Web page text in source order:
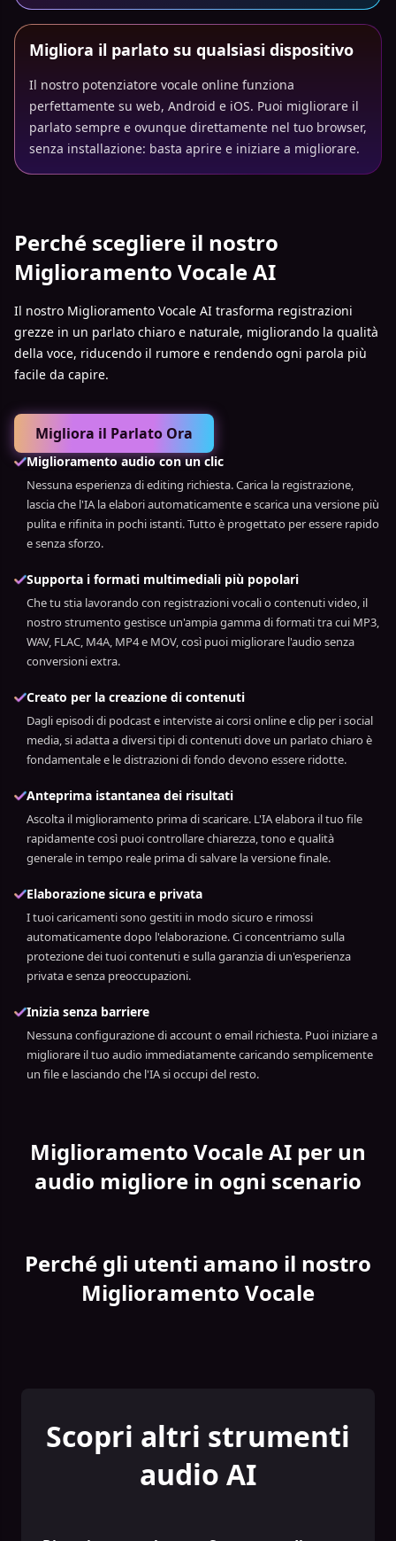
Migliora il parlato su qualsiasi dispositivo
Il nostro potenziatore vocale online funziona
perfettamente su web, Android e iOS. Puoi migliorare il
parlato sempre e ovunque direttamente nel tuo browser,
senza installazione: basta aprire e iniziare a migliorare.
Perché scegliere il nostro
Miglioramento Vocale AI
Il nostro Miglioramento Vocale AI trasforma registrazioni
grezze in un parlato chiaro e naturale, migliorando la qualità
della voce, riducendo il rumore e rendendo ogni parola più
facile da capire.
Migliora il Parlato Ora
Miglioramento audio con un clic
Nessuna esperienza di editing richiesta. Carica la registrazione,
lascia che l'IA la elabori automaticamente e scarica una versione più
pulita e rifinita in pochi istanti. Tutto è progettato per essere rapido
e senza sforzo.
Supporta i formati multimediali più popolari
Che tu stia lavorando con registrazioni vocali o contenuti video, il
nostro strumento gestisce un'ampia gamma di formati tra cui MP3,
WAV, FLAC, M4A, MP4 e MOV, così puoi migliorare l'audio senza
conversioni extra.
Creato per la creazione di contenuti
Dagli episodi di podcast e interviste ai corsi online e clip per i social
media, si adatta a diversi tipi di contenuti dove un parlato chiaro è
fondamentale e le distrazioni di fondo devono essere ridotte.
Anteprima istantanea dei risultati
Ascolta il miglioramento prima di scaricare. L'IA elabora il tuo file
rapidamente così puoi controllare chiarezza, tono e qualità
generale in tempo reale prima di salvare la versione finale.
Elaborazione sicura e privata
I tuoi caricamenti sono gestiti in modo sicuro e rimossi
automaticamente dopo l'elaborazione. Ci concentriamo sulla
protezione dei tuoi contenuti e sulla garanzia di un'esperienza
privata e senza preoccupazioni.
Inizia senza barriere
Nessuna configurazione di account o email richiesta. Puoi iniziare a
migliorare il tuo audio immediatamente caricando semplicemente
un file e lasciando che l'IA si occupi del resto.
Miglioramento Vocale AI per un
audio migliore in ogni scenario
Perché gli utenti amano il nostro
Miglioramento Vocale
Scopri altri strumenti
audio AI